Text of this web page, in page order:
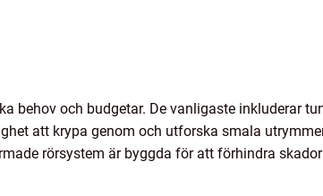
behov och budgetar. De vanligaste inkluderar
att krypa genom och utforska smala
rörsystem är byggda för att förhindra